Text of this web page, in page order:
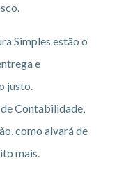
Simples estão o
e
justo.
Contabilidade,
como alvará de
mais.